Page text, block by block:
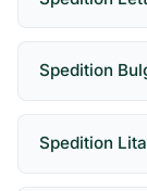
Spedition
Spedition